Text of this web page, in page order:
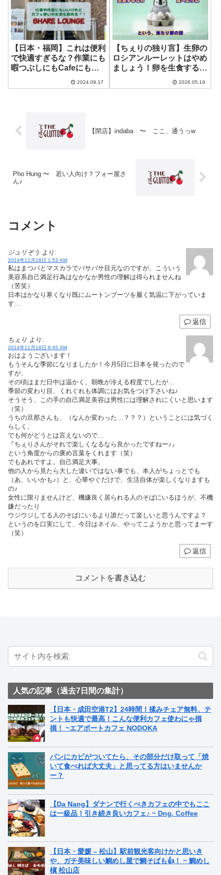
【日本・福岡】これは便利
で快適すぎるな？作業にも
暇つぶしにもCafeにも宴
TSUTAYA SHARE
2024.09.17
【ちぇりの独り言】生卵の
ロシアンルーレットはやめ
ましょう！卵を生食するな
2026.05.19
【閉店】indaba 〜 ここ、通うっw
Pho Hung 〜 若い人向け？フォー屋さ
ん♪
コメント
ジュリぞう より:
2014年11月18日 1:53 AM
私はまつパとマスカラでバサバサ目元なのですが、こういう
美容系自己満足行為はなかなか男性の理解は得られませんね
（苦笑）
日本はかなり寒くなり既にムートンブーツを履く気温に下がっていま
す…
返信
ちぇり より:
2014年11月18日 8:45 AM
おはようございます！
もうそんな季節になりましたか！今月5日に日本を発ったので
すが、
その頃はまだ日中は温かく、朝晩が冷える程度でしたが…
季節の変わり目、くれぐれも体調にはお気をつけ下さいね♪
そうそう、この手の自己満足美容は男性には理解されにくいと思います
（笑）
うちの旦那さんも、（なんか変わった…？？？）ということには気づく
らしく、
でも何がどうとは言えないので…
『ちぇりさんがそれで楽しくなるなら良かったですねー♪』
という角度からの褒め言葉をくれます（笑）
でもあれですよ。自己満足大事。
他の人から見たら大した違いではない事でも、本人がちょっとでも
（あ、いいかも♪）と、心華やぐだけで、生活自体が楽しくなりますも
の♪
女性に限りませんけど、機嫌良く居られる人のそばにいるほうが、不機
嫌だったり
ウジウジしてる人のそばにいるより誰だって楽しいと思うんですよ？
というのを口実にして、今日はネイル、やってこようかと思ってまーす
（笑）
返信
コメントを書き込む
人気の記事（過去7日間の集計）
【日本・成田空港T2】24時間！揉みチェア無料、テ
ントも快適で最高！こんな便利カフェ使わにゃ損
損！ ~エアポートカフェ NODOKA
パンにカビがついてたら、その部分だけ取って「焼
いて食べれば大丈夫」と思ってる方はいませんか
ー？
【Da Nang】ダナンで行くべきカフェの中でもここ
は一級品！引き続き良いカフェ♪ ~ Dng. Coffee
【日本・愛媛 – 松山】駅前観光客向けかと思いき
や、ガチ美味しい鯛めし屋で鯛そばも👍！ ~ 鯛めし
槇 松山店